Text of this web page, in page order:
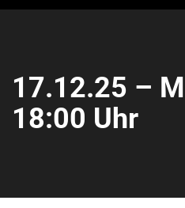
17.12.25 –
18:00 Uhr